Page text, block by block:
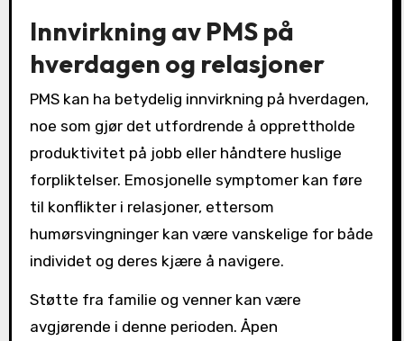
Innvirkning av PMS på
hverdagen og relasjoner
PMS kan ha betydelig innvirkning på hverdagen,
noe som gjør det utfordrende å opprettholde
produktivitet på jobb eller håndtere huslige
forpliktelser. Emosjonelle symptomer kan føre
til konflikter i relasjoner, ettersom
humørsvingninger kan være vanskelige for både
individet og deres kjære å navigere.
Støtte fra familie og venner kan være
avgjørende i denne perioden. Åpen